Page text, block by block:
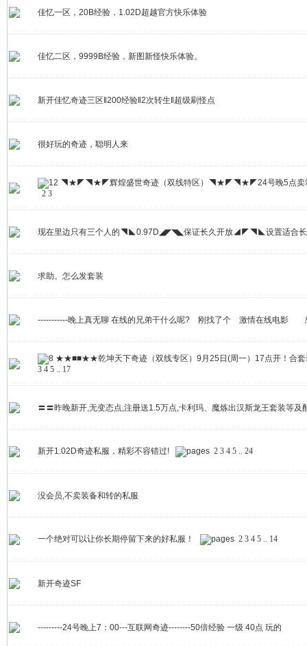
佳忆一区，20B经验，1.02D超越官方快乐体验
佳忆二区，9999B经验，新图新怪快乐体验。
新开佳忆奇迹三区‖200经验‖2次转生‖超级刷怪点
很好玩的奇迹，聪明人来
◥★◤◥★◤辉煌盛世奇迹（双线特区）◥★◤◥★◤24号晚5点卖箱
2 3
现在里边只有三个人的◥◣0.97D◢◤◥◣保证长久开放◢◤◥◣设置适合长
求助。怎么发套装
-----------晚上真无聊 在线的兄弟干什么呢? 刚找了个 激情在线电影
★★■■★★乾坤天下奇迹（双线专区）9月25日(周一）17点开！合套
3 4 5 .. 17
〓〓昨晚新开,无变态点,注册送1.5万点,卡利玛、魔炼出汉斯龙王套装等及
新开1.02D奇迹私服，精彩不容错过! 2 3 4 5 .. 24
没会员,不卖装备和转的私服
一个绝对可以让你长期停留下来的好私服！ 2 3 4 5 .. 14
新开奇迹SF
---------24号晚上7：00---互联网奇迹--------50倍经验 一级 40点 玩的